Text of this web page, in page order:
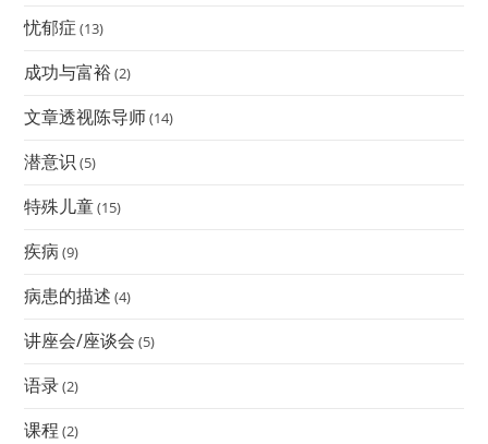
忧郁症 (13)
成功与富裕(2)
文章透视陈导师(14)
潜意识 (5)
特殊儿童(15)
疾病 (9)
病患的描述 (4)
讲座会/座谈会 (5)
语录(2)
课程 (2)